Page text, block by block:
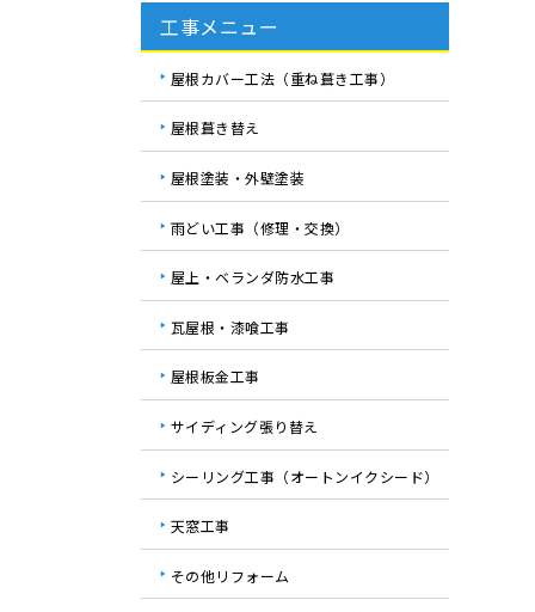
工事メニュー
屋根カバー工法（重ね葺き工事）
屋根葺き替え
屋根塗装・外壁塗装
雨どい工事（修理・交換）
屋上・ベランダ防水工事
瓦屋根・漆喰工事
屋根板金工事
サイディング張り替え
シーリング工事（オートンイクシード）
天窓工事
その他リフォーム